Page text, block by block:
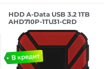
HDD A-Data USB 3.2 1TB
AHD710P-1TU31-CRD
HD710Pro DashDrive
Durable 2.5″ красный